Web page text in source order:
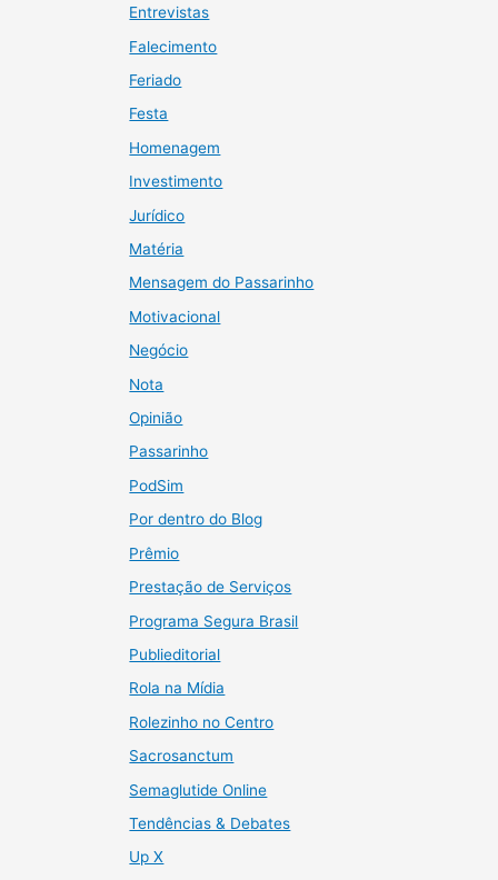
Entrevistas
Falecimento
Feriado
Festa
Homenagem
Investimento
Jurídico
Matéria
Mensagem do Passarinho
Motivacional
Negócio
Nota
Opinião
Passarinho
PodSim
Por dentro do Blog
Prêmio
Prestação de Serviços
Programa Segura Brasil
Publieditorial
Rola na Mídia
Rolezinho no Centro
Sacrosanctum
Semaglutide Online
Tendências & Debates
Up X